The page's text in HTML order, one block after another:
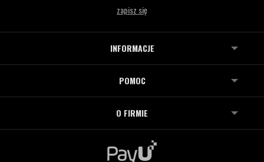
INFORMACJE
POMOC
O FIRMIE